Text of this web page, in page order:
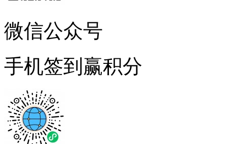
微信公众号
手机签到赢积分